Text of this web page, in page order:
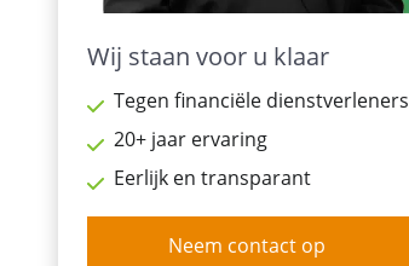
Wij staan voor u klaar
Tegen financiële dienstverleners
20+ jaar ervaring
Eerlijk en transparant
Neem contact op